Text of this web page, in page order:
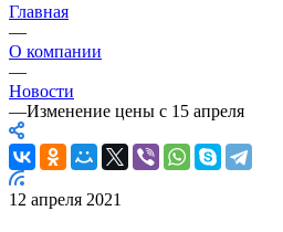
Главная
—
О компании
—
Новости
—Изменение цены с 15 апреля
12 апреля 2021